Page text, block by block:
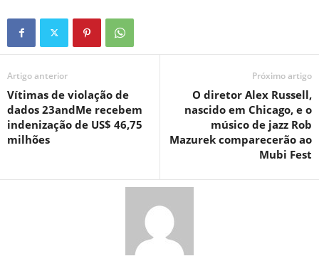
Artigo anterior
Vítimas de violação de
dados 23andMe recebem
indenização de US$ 46,75
milhões
Próximo artigo
O diretor Alex Russell,
nascido em Chicago, e o
músico de jazz Rob
Mazurek comparecerão ao
Mubi Fest